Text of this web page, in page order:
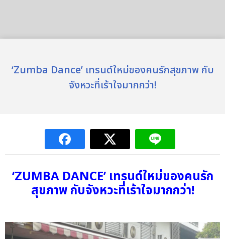
‘Zumba Dance’ เทรนด์ใหม่ของคนรักสุขภาพ กับ
จังหวะที่เร้าใจมากกว่า!
‘ZUMBA DANCE’ เทรนด์ใหม่ของคนรัก
สุขภาพ กับจังหวะที่เร้าใจมากกว่า!